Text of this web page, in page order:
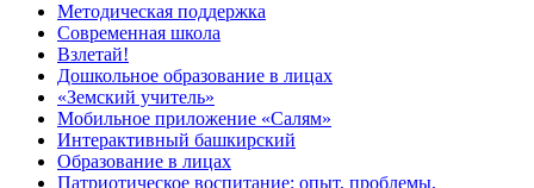
Методическая поддержка
Современная школа
Взлетай!
Дошкольное образование в лицах
«Земский учитель»
Мобильное приложение «Салям»
Интерактивный башкирский
Образование в лицах
Патриотическое воспитание: опыт, проблемы,